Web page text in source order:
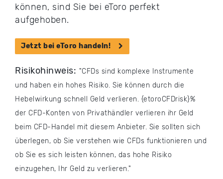
können, sind Sie bei eToro perfekt
aufgehoben.
Jetzt bei eToro handeln!
Risikohinweis:
CFDs sind komplexe Instrumente
und haben ein hohes Risiko. Sie können durch die
Hebelwirkung schnell Geld verlieren. {etoroCFDrisk}%
der CFD-Konten von Privathändler verlieren ihr Geld
beim CFD-Handel mit diesem Anbieter. Sie sollten sich
überlegen, ob Sie verstehen wie CFDs funktionieren und
ob Sie es sich leisten können, das hohe Risiko
einzugehen, Ihr Geld zu verlieren.